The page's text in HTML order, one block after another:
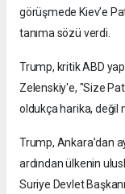
görüşmede Kiev’e
tanıma sözü verdi.
Trump, kritik ABD
Zelenskiy'e, "Size
oldukça harika, değil
Trump, Ankara’dan
ardından ülkenin
Suriye Devlet